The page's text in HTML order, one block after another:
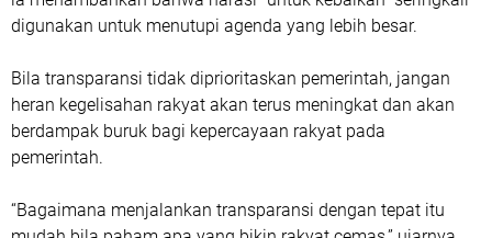
digunakan untuk menutupi agenda yang lebih besar.
Bila transparansi tidak diprioritaskan pemerintah, jangan
heran kegelisahan rakyat akan terus meningkat dan akan
berdampak buruk bagi kepercayaan rakyat pada
pemerintah.
“Bagaimana menjalankan transparansi dengan tepat itu